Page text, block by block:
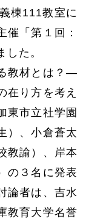
棟111教室に
催「第１回：
た。
教材とは？―
在り方を考え
東市立社学園
）、小倉蒼太
教諭）、岸本
の３名に発表
論者は、吉水
教育大学名誉